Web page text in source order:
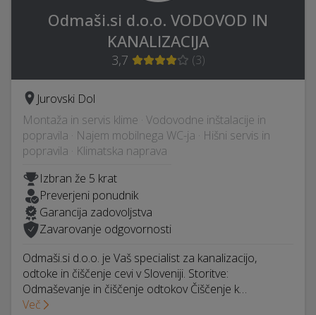
Odmaši.si d.o.o. VODOVOD IN
KANALIZACIJA
3,7 (3)
Jurovski Dol
Montaža in servis klime · Vodovodne inštalacije in
popravila · Najem mobilnega WC-ja · Hišni servis in
popravila · Klimatska naprava
Izbran že 5 krat
Preverjeni ponudnik
Garancija zadovoljstva
Zavarovanje odgovornosti
Odmaši.si d.o.o. je Vaš specialist za kanalizacijo,
odtoke in čiščenje cevi v Sloveniji. Storitve:
Odmaševanje in čiščenje odtokov Čiščenje k…
Več